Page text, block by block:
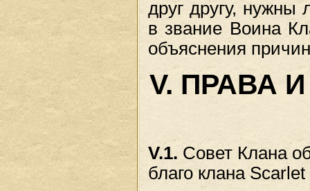
друг другу,
в звание Воина
объяснения
V. ПРАВА
V.1. Совет Клана
благо клана